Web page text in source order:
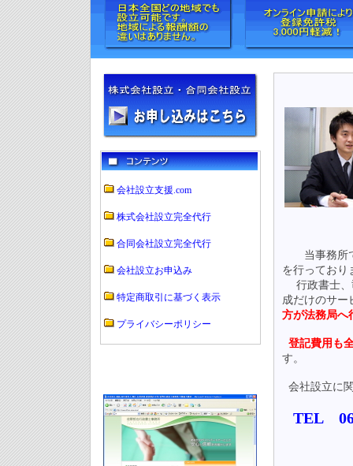
会社設立支援.com
株式会社設立完全代行
合同会社設立完全代行
会社設立お申込み
特定商取引に基づく表示
プライバシーポリシー
当事務所で
を行っており
行政書士、
成だけのサー
方が法務局へ
登記費用も
す。
会社設立に
TEL